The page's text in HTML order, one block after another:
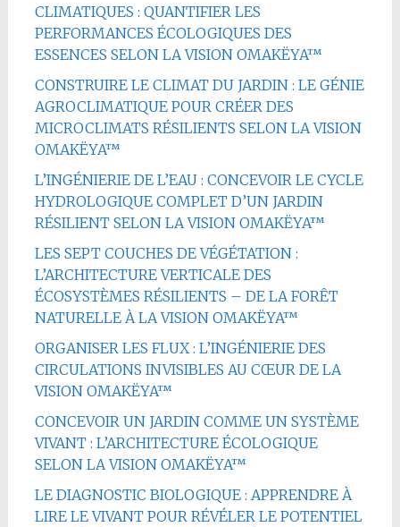
CLIMATIQUES : QUANTIFIER LES
PERFORMANCES ÉCOLOGIQUES DES
ESSENCES SELON LA VISION OMAKËYA™
CONSTRUIRE LE CLIMAT DU JARDIN : LE GÉNIE
AGROCLIMATIQUE POUR CRÉER DES
MICROCLIMATS RÉSILIENTS SELON LA VISION
OMAKËYA™
L’INGÉNIERIE DE L’EAU : CONCEVOIR LE CYCLE
HYDROLOGIQUE COMPLET D’UN JARDIN
RÉSILIENT SELON LA VISION OMAKËYA™
LES SEPT COUCHES DE VÉGÉTATION :
L’ARCHITECTURE VERTICALE DES
ÉCOSYSTÈMES RÉSILIENTS – DE LA FORÊT
NATURELLE À LA VISION OMAKËYA™
ORGANISER LES FLUX : L’INGÉNIERIE DES
CIRCULATIONS INVISIBLES AU CŒUR DE LA
VISION OMAKËYA™
CONCEVOIR UN JARDIN COMME UN SYSTÈME
VIVANT : L’ARCHITECTURE ÉCOLOGIQUE
SELON LA VISION OMAKËYA™
LE DIAGNOSTIC BIOLOGIQUE : APPRENDRE À
LIRE LE VIVANT POUR RÉVÉLER LE POTENTIEL